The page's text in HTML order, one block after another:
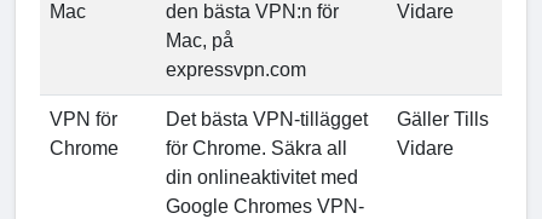
Mac
den bästa VPN:n för
Mac, på
expressvpn.com
Vidare
VPN för
Chrome
Det bästa VPN-tillägget
för Chrome. Säkra all
din onlineaktivitet med
Google Chromes VPN-
Gäller Tills
Vidare